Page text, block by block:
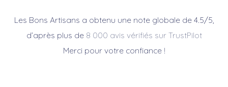
Les Bons Artisans a obtenu une note globale de 4.5/5,
d’après plus de 8 000 avis vérifiés sur TrustPilot
Merci pour votre confiance !